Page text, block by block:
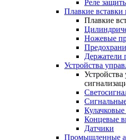
Реле
Плавкие вставки
Плавкие
Ножевые
Держатели
Устройства
Концевые
Датчики
Промышленные